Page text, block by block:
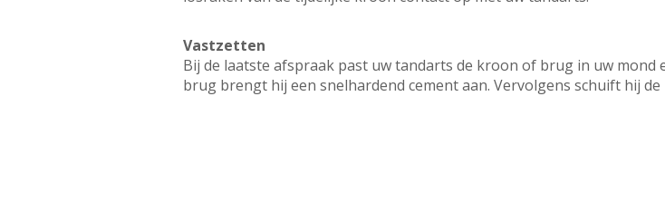
Vastzetten
Bij de laatste afspraak past uw tandarts de kroon of brug in uw mond
brug brengt hij een snelhardend cement aan. Vervolgens schuift hij